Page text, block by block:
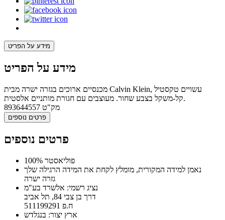
מידע על הפריט
מידע על הפריט
מכנסיים ארוכים בגזרה ישרה מבית Calvin Klein, עשויים טקסטיל
קל-משקל בצבע שחור. מעוצבים עם חגורת מותניים אלסטית.
מק"ט 893644557
פרטים נוספים
פרטים נוספים
100% פוליאסטר
נאמן למידה המקורית, מומלץ לקחת את המידה הרגילה שלך
גזרה ישרה
נציג רשמי: אלשרד בע"מ
דרך בן צבי 84, תל אביב
ח.פ 511199291
ארץ יצור: בנגלדש